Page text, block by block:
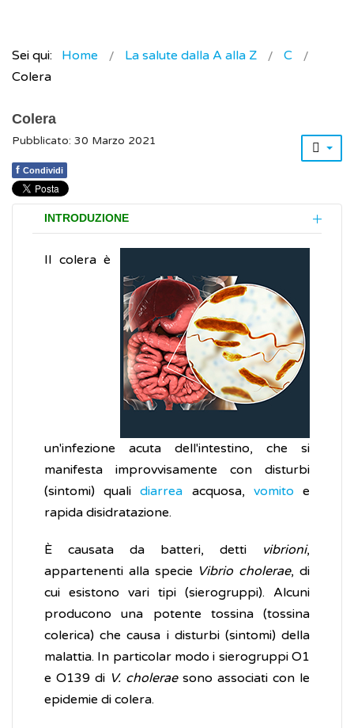
Sei qui: Home La salute dalla A alla Z
C
Colera
Colera
Pubblicato: 30 Marzo 2021
f Condividi
INTRODUZIONE
Il colera è
un'infezione acuta dell'intestino, che si
manifesta improvvisamente con disturbi
(sintomi) qualidiarrea acquosa, vomito e
rapida disidratazione.
È causata da batteri, detti vibrioni,
appartenenti alla specie Vibrio cholerae, di
cui esistono vari tipi (sierogruppi). Alcuni
producono una potente tossina (tossina
colerica) che causa i disturbi (sintomi) della
malattia. In particolar modo i sierogruppi O1
e O139 di V. choleraesono associati con le
epidemie di colera.